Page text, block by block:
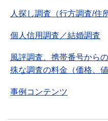
人探し調査（行方調査/住
個人信用調査／結婚調査
風評調査、携帯番号から
殊な調査の料金（価格、値
事例コンテンツ